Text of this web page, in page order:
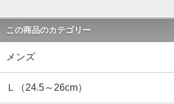
この商品のカテゴリー
メンズ
Ｌ（24.5～26cm）